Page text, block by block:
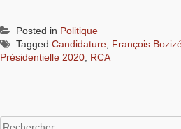
Posted in Politique
Tagged Candidature, François
Présidentielle 2020, RCA
Rechercher :